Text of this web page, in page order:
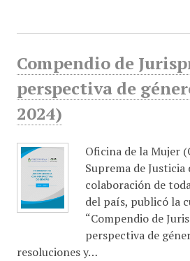
Compendio de
perspectiva de
2024)
Oficina de la Mujer
Suprema de
colaboración de
del país, publicó la
“Compendio de
perspectiva de
resoluciones y…